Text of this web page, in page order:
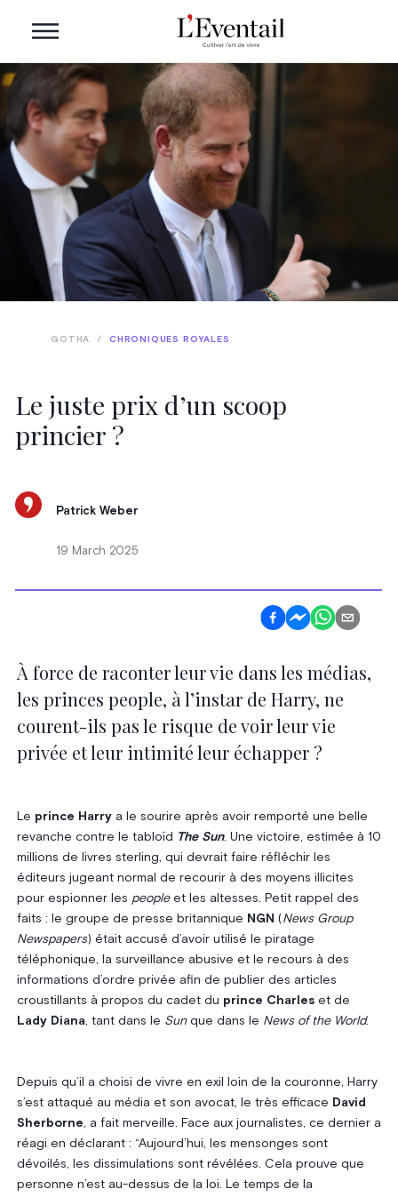
Le juste prix d’un scoop
princier ?
GOTHA / CHRONIQUES ROYALES
Patrick Weber
19 March 2025
À force de raconter leur vie dans les médias,
les princes people, à l’instar de Harry, ne
courent-ils pas le risque de voir leur vie
privée et leur intimité leur échapper ?
Le prince Harrya le sourire après avoir remporté une belle
revanche contre le tabloïd The Sun. Une victoire, estimée à 10
millions de livres sterling, qui devrait faire réfléchir les
éditeurs jugeant normal de recourir à des moyens illicites
pour espionner les peopleet les altesses. Petit rappel des
faits : le groupe de presse britannique NGN ( News Group
Newspapers) était accusé d’avoir utilisé le piratage
téléphonique, la surveillance abusive et le recours à des
informations d’ordre privée afin de publier des articles
croustillants à propos du cadet du prince Charleset de
Lady Diana, tant dans le Sunque dans le News of the World.
Depuis qu’il a choisi de vivre en exil loin de la couronne, Harry
s’est attaqué au média et son avocat, le très efficace David
Sherborne, a fait merveille. Face aux journalistes, ce dernier a
réagi en déclarant : “Aujourd’hui, les mensonges sont
dévoilés, les dissimulations sont révélées. Cela prouve que
personne n’est au-dessus de la loi. Le temps de la